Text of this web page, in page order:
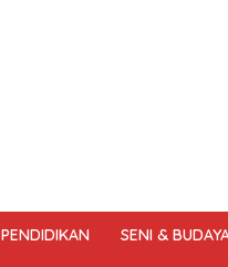
PENDIDIKAN SENI &